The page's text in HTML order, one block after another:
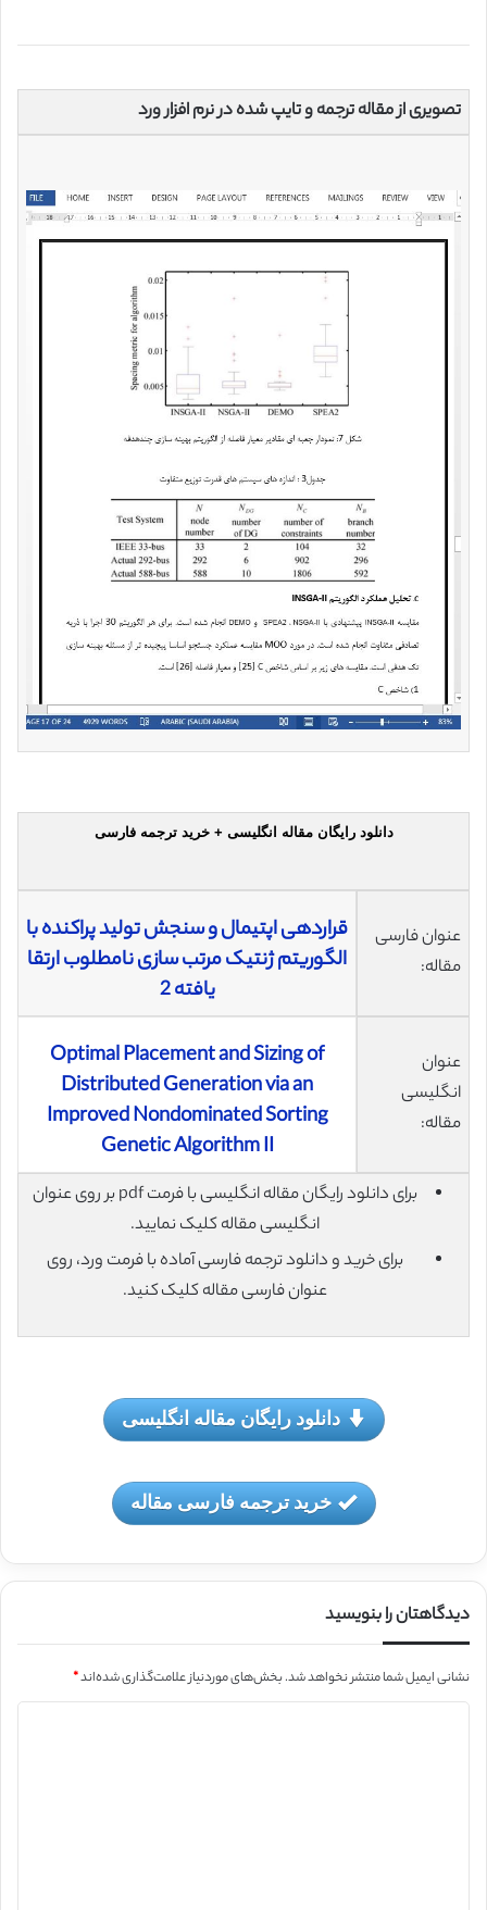
تصویری از مقاله ترجمه و تایپ شده در نرم افزار ورد
دانلود رایگان مقاله انگلیسی + خرید ترجمه فارسی
عنوان فارسی
مقاله:
قراردهی اپتیمال و سنجش تولید پراکنده با
الگوریتم ژنتیک مرتب سازی نامطلوب ارتقا
یافته 2
عنوان
انگلیسی
مقاله:
Optimal Placement and Sizing of
Distributed Generation via an
Improved Nondominated Sorting
Genetic Algorithm II
برای دانلود رایگان مقاله انگلیسی با فرمت pdf بر روی عنوان
انگلیسی مقاله کلیک نمایید.
برای خرید و دانلود ترجمه فارسی آماده با فرمت ورد، روی
عنوان فارسی مقاله کلیک کنید.
دانلود رایگان مقاله انگلیسی
خرید ترجمه فارسی مقاله
دیدگاهتان را بنویسید
نشانی ایمیل شما منتشر نخواهد شد.بخش‌های موردنیاز علامت‌گذاری شده‌اند*